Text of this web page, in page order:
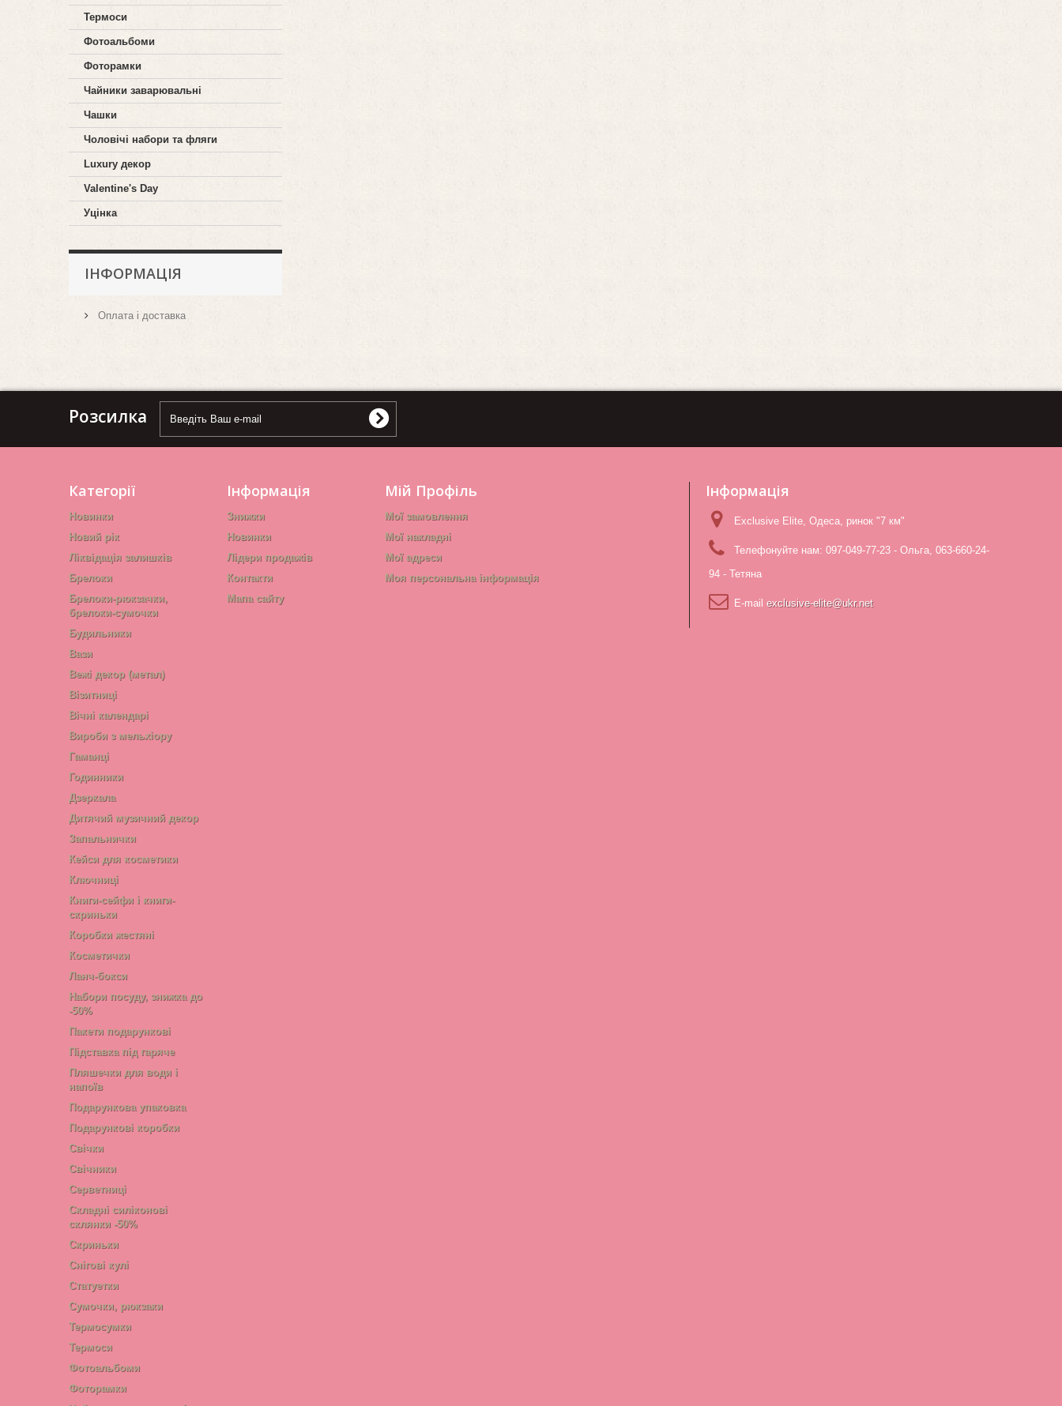
Термоси
Фотоальбоми
Фоторамки
Чайники заварювальні
Чашки
Чоловічі набори та фляги
Luxury декор
Valentine's Day
Уцінка
ІНФОРМАЦІЯ
Оплата і доставка
Розсилка
Категорії
Новинки
Новий рік
Ліквідація залишків
Брелоки
Брелоки-рюкзачки,
брелоки-сумочки
Будильники
Вази
Вежі декор (метал)
Візитниці
Вічні календарі
Вироби з мельхіору
Гаманці
Годинники
Дзеркала
Дитячий музичний декор
Запальнички
Кейси для косметики
Ключниці
Книги-сейфи і книги-
скриньки
Коробки жестяні
Косметички
Ланч-бокси
Набори посуду, знижка до
-50%
Пакети подарункові
Підставка під гаряче
Пляшечки для води і
напоїв
Подарункова упаковка
Подарункові коробки
Свічки
Свічники
Серветниці
Складні силіконові
склянки -50%
Скриньки
Снігові кулі
Статуетки
Сумочки, рюкзаки
Термосумки
Термоси
Фотоальбоми
Фоторамки
Інформація
Знижки
Новинки
Лідери продажів
Контакти
Мапа сайту
Мій Профіль
Мої замовлення
Мої накладні
Мої адреси
Моя персональна інформація
Iнформація
Exclusive Elite, Одеса, ринок "7 км"
Телефонуйте нам: 097-049-77-23 - Ольга, 063-660-24-
94 - Тетяна
E-maіl exclusive-elite@ukr.net